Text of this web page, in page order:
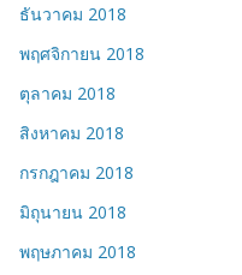
ธันวาคม 2018
พฤศจิกายน 2018
ตุลาคม 2018
สิงหาคม 2018
กรกฎาคม 2018
มิถุนายน 2018
พฤษภาคม 2018